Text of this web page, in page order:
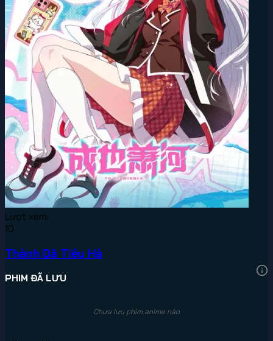
Lượt xem:
10
Thành Dã Tiêu Hà
PHIM ĐÃ LƯU
Chưa lưu phim anime nào